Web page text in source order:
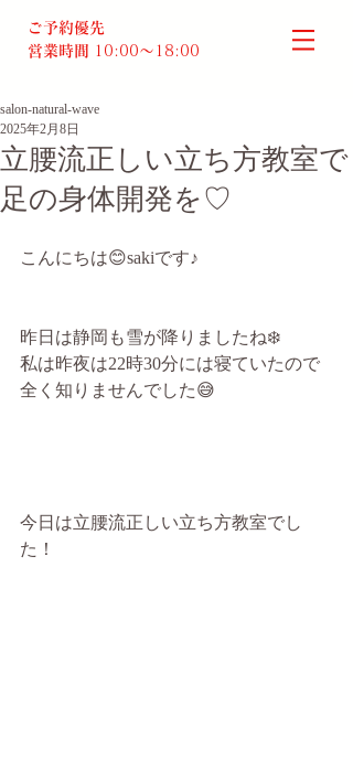
ご予約優先
営業時間 10:00～18:00​
立腰流正しい立ち方教室で
足の身体開発を♡
salon-natural-wave
2025年2月8日
こんにちは😊sakiです♪
昨日は静岡も雪が降りましたね❄️
私は昨夜は22時30分には寝ていたので
全く知りませんでした😅
今日は立腰流正しい立ち方教室でし
た！